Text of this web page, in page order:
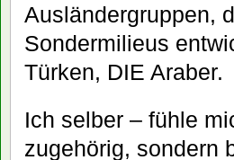
Ausländergruppen,
Sondermilieus
Türken, DIE Araber.
Ich selber – fühle
zugehörig, sondern